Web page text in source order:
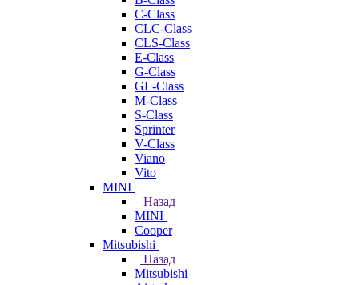
C-Class
CLC-Class
CLS-Class
E-Class
G-Class
GL-Class
M-Class
S-Class
Sprinter
V-Class
Viano
Vito
MINI
Назад
MINI
Cooper
Mitsubishi
Назад
Mitsubishi